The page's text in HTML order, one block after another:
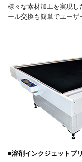
様々な素材加工を実現
ール交換も簡単でユーザ
■溶剤インクジェットプ